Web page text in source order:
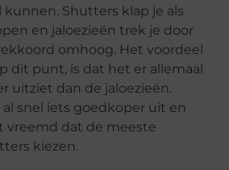
kunnen. Shutters klap je als
en jaloezieën trek je door
omhoog. Het voordeel
dit punt, is dat het er allemaal
uitziet dan de jaloezieën.
al snel iets goedkoper uit en
vreemd dat de meeste
kiezen.